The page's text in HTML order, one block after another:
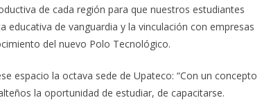
de cada región para que nuestros estudiantes
educativa de vanguardia y la vinculación con empresas
del nuevo Polo Tecnológico.
espacio la octava sede de Upateco: “Con un concepto
la oportunidad de estudiar, de capacitarse.